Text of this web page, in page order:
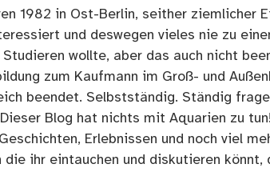
1982 in Ost-Berlin, seither ziemlicher
und deswegen vieles nie zu
wollte, aber das auch nicht
zum Kaufmann im Groß- und
beendet. Selbstständig. Ständig
Blog hat nichts mit Aquarien zu
Erlebnissen und noch viel
die ihr eintauchen und diskutieren